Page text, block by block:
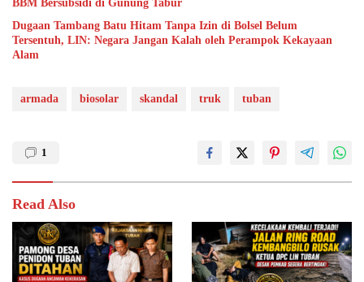
BBM Bersubsidi di Gunung Tabur
Dugaan Tambang Batu Hitam Tanpa Izin di Bolsel Belum
Tersentuh, LIN: Negara Jangan Kalah oleh Perampok Kekayaan
Alam
armada biosolar skandal truk tuban
1
Read Also